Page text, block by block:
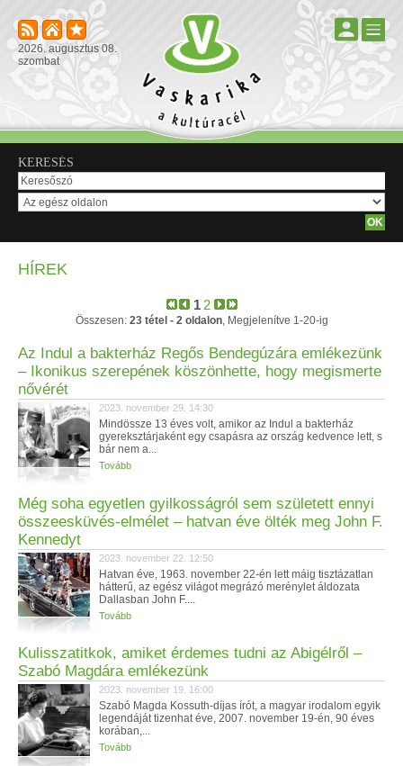
2026. augusztus 08.
szombat
KERESÉS
HÍREK
1 2
Összesen: 23 tétel - 2 oldalon, Megjelenítve 1-20-ig
Az Indul a bakterház Regős Bendegúzára emlékezünk
– Ikonikus szerepének köszönhette, hogy megismerte
nővérét
2023. november 29. 14:30
Mindössze 13 éves volt, amikor az Indul a bakterház
gyereksztárjaként egy csapásra az ország kedvence lett, s
bár nem a...
Tovább
Még soha egyetlen gyilkosságról sem született ennyi
összeesküvés-elmélet – hatvan éve ölték meg John F.
Kennedyt
2023. november 22. 12:50
Hatvan éve, 1963. november 22-én lett máig tisztázatlan
hátterű, az egész világot megrázó merénylet áldozata
Dallasban John F....
Tovább
Kulisszatitkok, amiket érdemes tudni az Abigélről –
Szabó Magdára emlékezünk
2023. november 19. 16:00
Szabó Magda Kossuth-díjas írót, a magyar irodalom egyik
legendáját tizenhat éve, 2007. november 19-én, 90 éves
korában,...
Tovább